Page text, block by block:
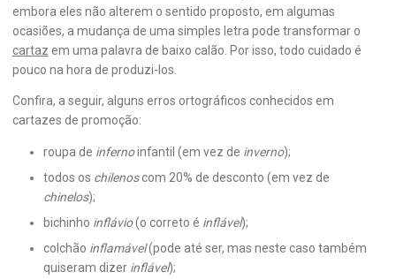
embora eles não alterem o sentido proposto, em algumas
ocasiões, a mudança de uma simples letra pode transformar o
cartaz em uma palavra de baixo calão. Por isso, todo cuidado é
pouco na hora de produzi-los.
Confira, a seguir, alguns erros ortográficos conhecidos em
cartazes de promoção:
roupa de infernoinfantil (em vez de inverno);
todos os chilenoscom 20% de desconto (em vez de
chinelos);
bichinho inflávio(o correto é inflável);
colchão inflamável(pode até ser, mas neste caso também
quiseram dizer inflável);